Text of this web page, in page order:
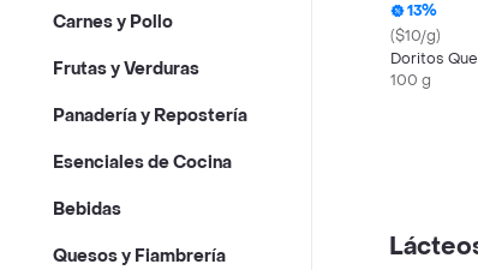
Carnes y Pollo
Frutas y Verduras
Panadería y Repostería
Esenciales de Cocina
Bebidas
Quesos y Fiambrería
13%
($10/g)
Doritos
100 g